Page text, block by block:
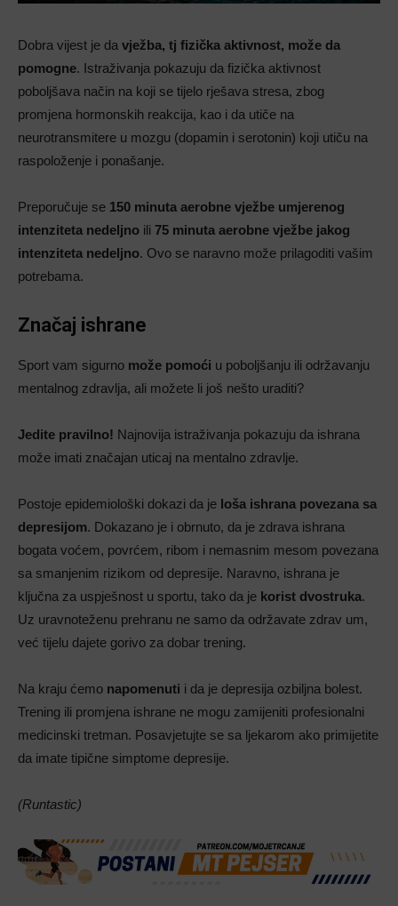
Dobra vijest je da vježba, tj fizička aktivnost, može da
pomogne. Istraživanja pokazuju da fizička aktivnost
poboljšava način na koji se tijelo rješava stresa, zbog
promjena hormonskih reakcija, kao i da utiče na
neurotransmitere u mozgu (dopamin i serotonin) koji utiču na
raspoloženje i ponašanje.
Preporučuje se 150 minuta aerobne vježbe umjerenog
intenziteta nedeljno ili 75 minuta aerobne vježbe jakog
intenziteta nedeljno. Ovo se naravno može prilagoditi vašim
potrebama.
Značaj ishrane
Sport vam sigurno može pomoći u poboljšanju ili održavanju
mentalnog zdravlja, ali možete li još nešto uraditi?
Jedite pravilno! Najnovija istraživanja pokazuju da ishrana
može imati značajan uticaj na mentalno zdravlje.
Postoje epidemiološki dokazi da je loša ishrana povezana sa
depresijom. Dokazano je i obrnuto, da je zdrava ishrana
bogata voćem, povrćem, ribom i nemasnim mesom povezana
sa smanjenim rizikom od depresije. Naravno, ishrana je
ključna za uspješnost u sportu, tako da je korist dvostruka.
Uz uravnoteženu prehranu ne samo da održavate zdrav um,
već tijelu dajete gorivo za dobar trening.
Na kraju ćemo napomenuti i da je depresija ozbiljna bolest.
Trening ili promjena ishrane ne mogu zamijeniti profesionalni
medicinski tretman. Posavjetujte se sa ljekarom ako primijetite
da imate tipične simptome depresije.
(Runtastic)